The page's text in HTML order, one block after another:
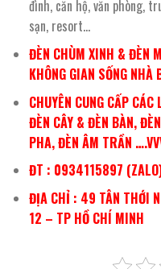
đình, căn hộ, văn phòng,
sạn, resort…
ĐÈN CHÙM XINH & ĐÈN
KHÔNG GIAN SỐNG NHÀ
CHUYÊN CUNG CẤP
ĐÈN CÂY & ĐÈN BÀN,
PHA, ĐÈN ÂM TRẦN
ĐT : 0934115897
ĐỊA CHỈ : 49 TÂN THỚI
12 – TP HỒ CHÍ MINH